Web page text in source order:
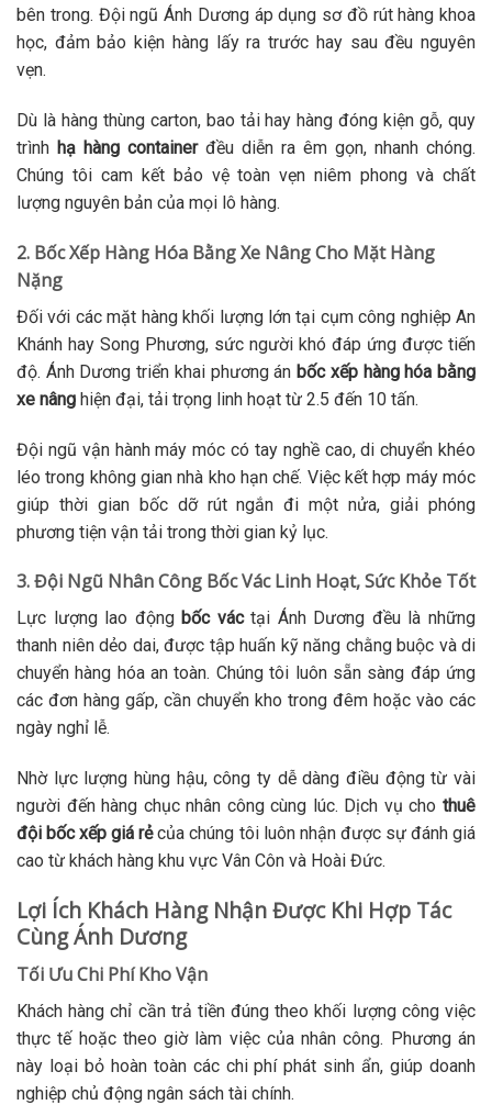
bên trong. Đội ngũ Ánh Dương áp dụng sơ đồ rút hàng khoa
học, đảm bảo kiện hàng lấy ra trước hay sau đều nguyên
vẹn.
Dù là hàng thùng carton, bao tải hay hàng đóng kiện gỗ, quy
trình hạ hàng containerđều diễn ra êm gọn, nhanh chóng.
Chúng tôi cam kết bảo vệ toàn vẹn niêm phong và chất
lượng nguyên bản của mọi lô hàng.
2. Bốc Xếp Hàng Hóa Bằng Xe Nâng Cho Mặt Hàng
Nặng
Đối với các mặt hàng khối lượng lớn tại cụm công nghiệp An
Khánh hay Song Phương, sức người khó đáp ứng được tiến
độ. Ánh Dương triển khai phương án bốc xếp hàng hóa bằng
xe nâng hiện đại, tải trọng linh hoạt từ 2.5 đến 10 tấn.
Đội ngũ vận hành máy móc có tay nghề cao, di chuyển khéo
léo trong không gian nhà kho hạn chế. Việc kết hợp máy móc
giúp thời gian bốc dỡ rút ngắn đi một nửa, giải phóng
phương tiện vận tải trong thời gian kỷ lục.
3. Đội Ngũ Nhân Công Bốc Vác Linh Hoạt, Sức Khỏe Tốt
Lực lượng lao động bốc váctại Ánh Dương đều là những
thanh niên dẻo dai, được tập huấn kỹ năng chằng buộc và di
chuyển hàng hóa an toàn. Chúng tôi luôn sẵn sàng đáp ứng
các đơn hàng gấp, cần chuyển kho trong đêm hoặc vào các
ngày nghỉ lễ.
Nhờ lực lượng hùng hậu, công ty dễ dàng điều động từ vài
người đến hàng chục nhân công cùng lúc. Dịch vụ cho thuê
đội bốc xếp giá rẻcủa chúng tôi luôn nhận được sự đánh giá
cao từ khách hàng khu vực Vân Côn và Hoài Đức.
Lợi Ích Khách Hàng Nhận Được Khi Hợp Tác
Cùng Ánh Dương
Tối Ưu Chi Phí Kho Vận
Khách hàng chỉ cần trả tiền đúng theo khối lượng công việc
thực tế hoặc theo giờ làm việc của nhân công. Phương án
này loại bỏ hoàn toàn các chi phí phát sinh ẩn, giúp doanh
nghiệp chủ động ngân sách tài chính.